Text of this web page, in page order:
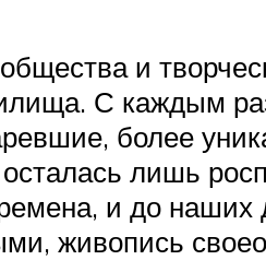
и
С каждым
более
лишь
и до
живопись